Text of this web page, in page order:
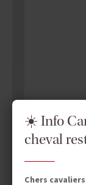
☀️ Info
cheval
Chers